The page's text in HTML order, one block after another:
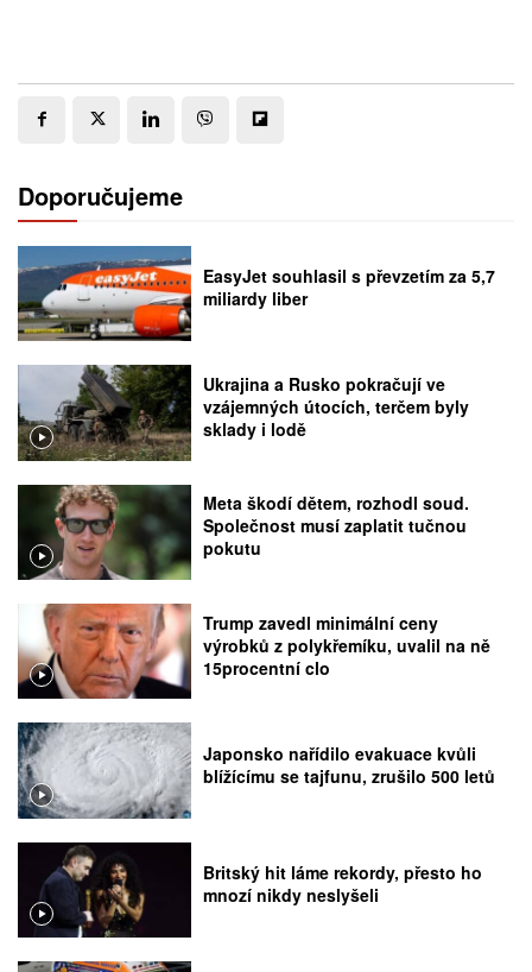
Doporučujeme
EasyJet souhlasil s převzetím za 5,7
miliardy liber
Ukrajina a Rusko pokračují ve
vzájemných útocích, terčem byly
sklady i lodě
Meta škodí dětem, rozhodl soud.
Společnost musí zaplatit tučnou
pokutu
Trump zavedl minimální ceny
výrobků z polykřemíku, uvalil na ně
15procentní clo
Japonsko nařídilo evakuace kvůli
blížícímu se tajfunu, zrušilo 500 letů
Britský hit láme rekordy, přesto ho
mnozí nikdy neslyšeli